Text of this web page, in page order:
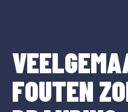
FOUTEN